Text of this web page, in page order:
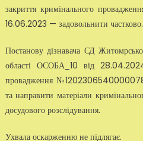
закриття кримінального
16.06.2023 — задовольнити частково.
Постанову дізнавача СД
області ОСОБА_10 від
провадження
та направити матеріали
досудового розслідування.
Ухвала оскарженню не підлягає.